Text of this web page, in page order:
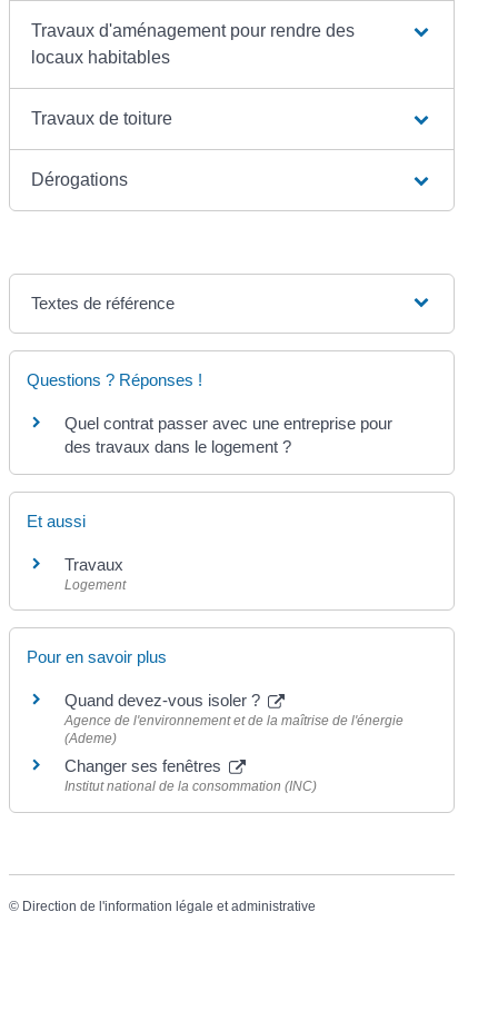
Travaux d'aménagement pour rendre des
locaux habitables
Travaux de toiture
Dérogations
Textes de référence
Questions ? Réponses !
Quel contrat passer avec une entreprise pour
des travaux dans le logement ?
Et aussi
Travaux
Logement
Pour en savoir plus
Quand devez-vous isoler ?
Agence de l'environnement et de la maîtrise de l'énergie
(Ademe)
Changer ses fenêtres
Institut national de la consommation (INC)
© Direction de l'information légale et administrative